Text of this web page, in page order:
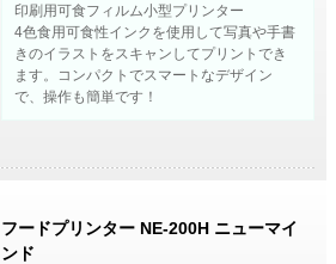
印刷用可食フィルム小型プリンター
4色食用可食性インクを使用して写真や手書
きのイラストをスキャンしてプリントでき
ます。コンパクトでスマートなデザイン
で、操作も簡単です！
フードプリンター NE-200H ニューマイ
ンド